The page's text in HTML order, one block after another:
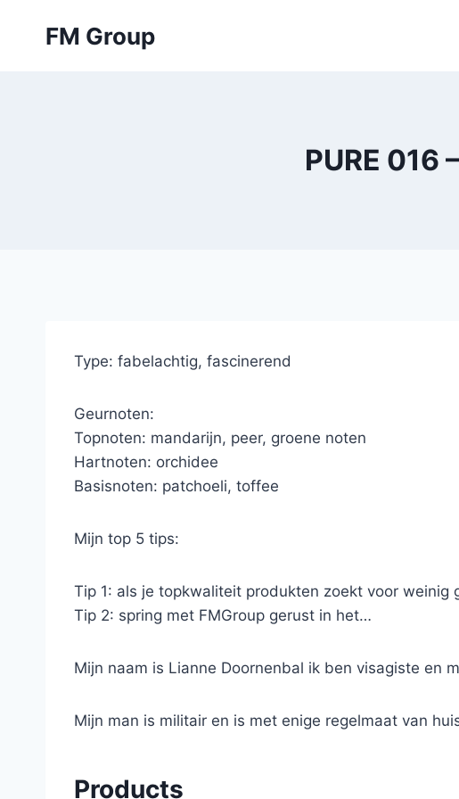
FM Group
PURE 016
Type: fabelachtig, fascinerend
Geurnoten:
Topnoten: mandarijn, peer, groene noten
Hartnoten: orchidee
Basisnoten: patchoeli, toffee
Mijn top 5 tips:
Tip 1: als je topkwaliteit produkten zoekt voor weinig
Tip 2: spring met FMGroup gerust in het…
Mijn naam is Lianne Doornenbal ik ben visagiste en
Mijn man is militair en is met enige regelmaat van
Products